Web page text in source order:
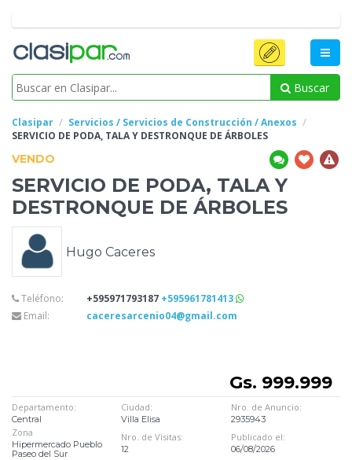
Buscar
Clasipar
Servicios / Servicios de Construcción / Anexos
SERVICIO DE PODA, TALA Y DESTRONQUE DE ÁRBOLES
VENDO
SERVICIO DE PODA, TALA Y
DESTRONQUE DE ÁRBOLES
Hugo Caceres
Teléfono: +595971793187 +595961781413
Email:
caceresarcenio04@gmail.com
Gs. 999.999
Departamento:
Central
Ciudad:
Villa Elisa
Nro. de Anuncio:
2935943
Zona
Hipermercado Pueblo
Paseo del Sur
Nro. de Visitas:
12
Publicado el:
06/08/2026